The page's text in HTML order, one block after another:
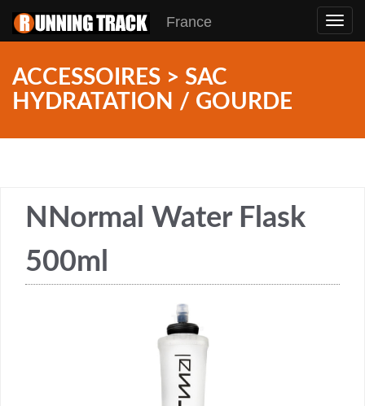
France
ACCESSOIRES > SAC
HYDRATATION / GOURDE
NNormal Water Flask
500ml